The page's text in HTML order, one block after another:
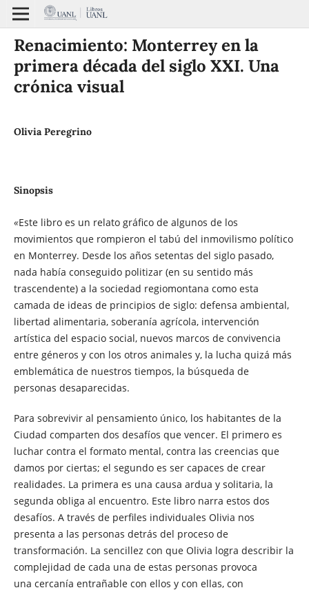
Renacimiento: Monterrey en la
primera década del siglo XXI. Una
crónica visual
Olivia Peregrino
Sinopsis
«Este libro es un relato gráfico de algunos de los
movimientos que rompieron el tabú del inmovilismo político
en Monterrey. Desde los años setentas del siglo pasado,
nada había conseguido politizar (en su sentido más
trascendente) a la sociedad regiomontana como esta
camada de ideas de principios de siglo: defensa ambiental,
libertad alimentaria, soberanía agrícola, intervención
artística del espacio social, nuevos marcos de convivencia
entre géneros y con los otros animales y, la lucha quizá más
emblemática de nuestros tiempos, la búsqueda de
personas desaparecidas.
Para sobrevivir al pensamiento único, los habitantes de la
Ciudad comparten dos desafíos que vencer. El primero es
luchar contra el formato mental, contra las creencias que
damos por ciertas; el segundo es ser capaces de crear
realidades. La primera es una causa ardua y solitaria, la
segunda obliga al encuentro. Este libro narra estos dos
desafíos. A través de perfiles individuales Olivia nos
presenta a las personas detrás del proceso de
transformación. La sencillez con que Olivia logra describir la
complejidad de cada una de estas personas provoca
una cercanía entrañable con ellos y con ellas, con